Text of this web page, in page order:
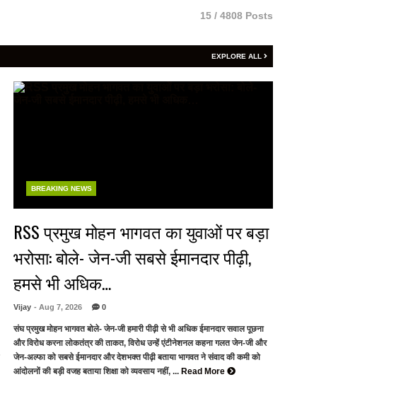
15 / 4808 Posts
EXPLORE ALL
BREAKING NEWS
RSS प्रमुख मोहन भागवत का युवाओं पर बड़ा
भरोसा: बोले- जेन-जी सबसे ईमानदार पीढ़ी,
हमसे भी अधिक…
Vijay - Aug 7, 2026 0
संघ प्रमुख मोहन भागवत बोले- जेन-जी हमारी पीढ़ी से भी अधिक ईमानदार सवाल पूछना
और विरोध करना लोकतंत्र की ताकत, विरोध उन्हें एंटीनेशनल कहना गलत जेन-जी और
जेन-अल्फा को सबसे ईमानदार और देशभक्त पीढ़ी बताया भागवत ने संवाद की कमी को
आंदोलनों की बड़ी वजह बताया शिक्षा को व्यवसाय नहीं, ... Read More